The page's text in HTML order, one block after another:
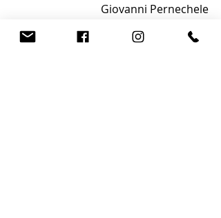
Giovanni Pernechele